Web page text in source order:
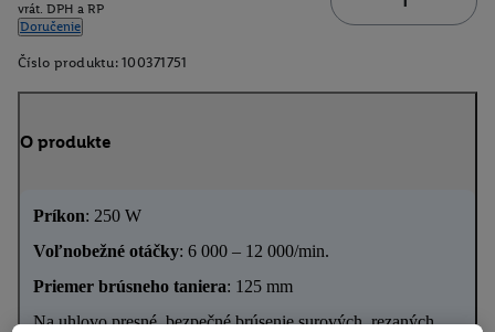
vrát. DPH a RP
Doručenie
Číslo produktu: 100371751
O produkte
Príkon: 250 W
Voľnobežné otáčky: 6 000 – 12 000/min.
Priemer brúsneho taniera: 125 mm
Na uhlovo presné, bezpečné brúsenie surových, rezaných